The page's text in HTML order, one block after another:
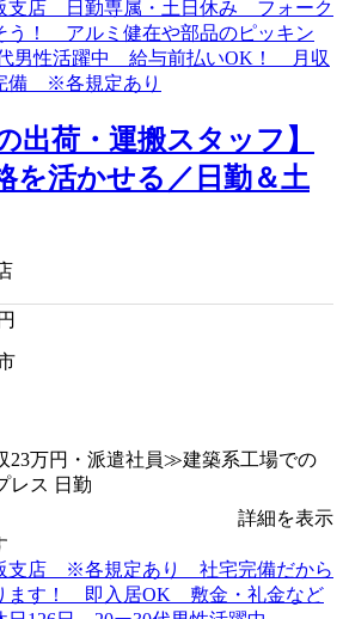
出荷・運搬スタッフ】
を活かせる／日勤＆土
円
23万円・派遣社員≫建築系工場での
レス 日勤
詳細を表示